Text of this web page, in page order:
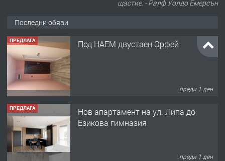
щастие. - Ралф Уолдо Емерсън
Последни обяви
ПРЕДЛАГА Под НАЕМ двустаен Орфей
преди 1 ден
ПРЕДЛАГА
Нов апартамент на ул. Липа до
Езикова гимназия
преди 1 ден